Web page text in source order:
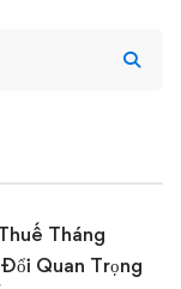
Tháng
Quan Trọng